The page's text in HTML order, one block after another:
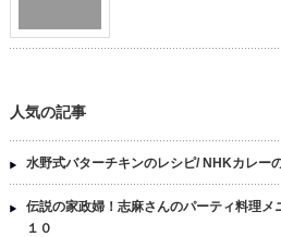
人気の記事
水野式バターチキンのレシピ/ NHKカレー
伝説の家政婦！志麻さんのパーティ料理
１０